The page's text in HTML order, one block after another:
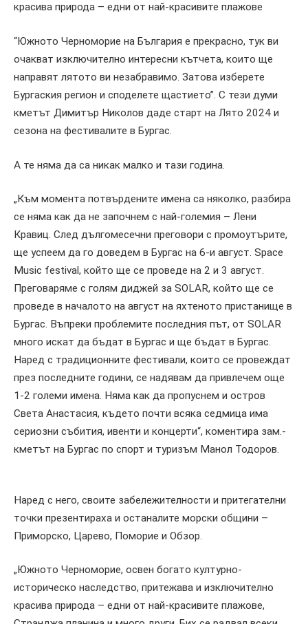
красива природа – едни от най-красивите плажове
“Южното Черноморие на България е прекрасно, тук ви
очакват изключително интересни кътчета, които ще
направят лятото ви незабравимо. Затова изберете
Бургаския регион и споделете щастието”. С тези думи
кметът Димитър Николов даде старт на Лято 2024 и
сезона на фестивалите в Бургас.
А те няма да са никак малко и тази година.
„Към момента потвърдените имена са няколко, разбира
се няма как да не започнем с най-големия – Лени
Кравиц. След дългомесечни преговори с промоутърите,
ще успеем да го доведем в Бургас на 6-и август. Space
Music festival, който ще се проведе на 2 и 3 август.
Преговаряме с голям диджей за SOLAR, който ще се
проведе в началото на август на яхтеното пристанище в
Бургас. Въпреки проблемите последния път, от SOLAR
много искат да бъдат в Бургас и ще бъдат в Бургас.
Наред с традиционните фестивали, които се провеждат
през последните години, се надявам да привлечем още
1-2 големи имена. Няма как да пропуснем и остров
Света Анастасия, където почти всяка седмица има
сериозни събития, ивенти и концерти“, коментира зам.-
кметът на Бургас по спорт и туризъм Манол Тодоров.
Наред с него, своите забележителности и притегателни
точки презентираха и останалите морски общини –
Приморско, Царево, Поморие и Обзор.
„Южното Черноморие, освен богато културно-
историческо наследство, притежава и изключително
красива природа – едни от най-красивите плажове,